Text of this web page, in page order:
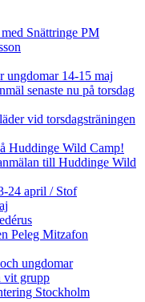
Snättringe PM
ungdomar 14-15 maj
senaste nu på torsdag
vid torsdagsträningen
Huddinge Wild Camp!
till Huddinge Wild
24 april / Stof
Peleg Mitzafon
ungdomar
vit grupp
Stockholm